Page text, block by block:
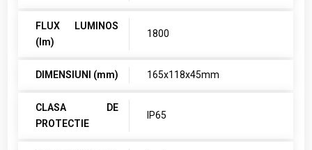
FLUX LUMINOS
(lm)
1800
DIMENSIUNI (mm) 165x118x45mm
CLASA DE
PROTECTIE
IP65